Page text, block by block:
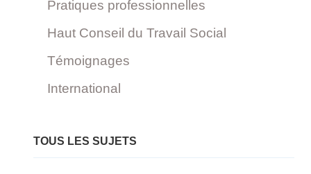
Pratiques professionnelles
Haut Conseil du Travail Social
Témoignages
International
TOUS LES SUJETS